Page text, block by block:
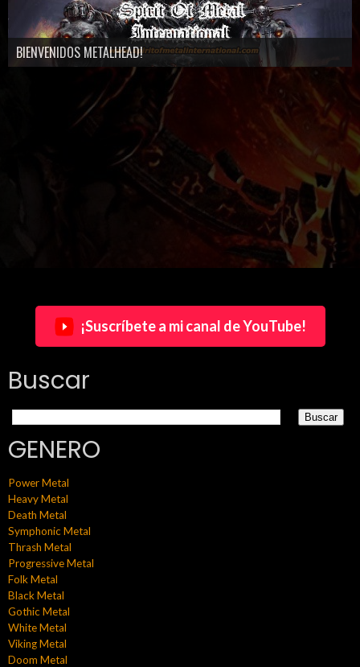
BIENVENIDOS METALHEAD!
¡Suscríbete a mi canal de YouTube!
Buscar
GENERO
Power Metal
Heavy Metal
Death Metal
Symphonic Metal
Thrash Metal
Progressive Metal
Folk Metal
Black Metal
Gothic Metal
White Metal
Viking Metal
Doom Metal